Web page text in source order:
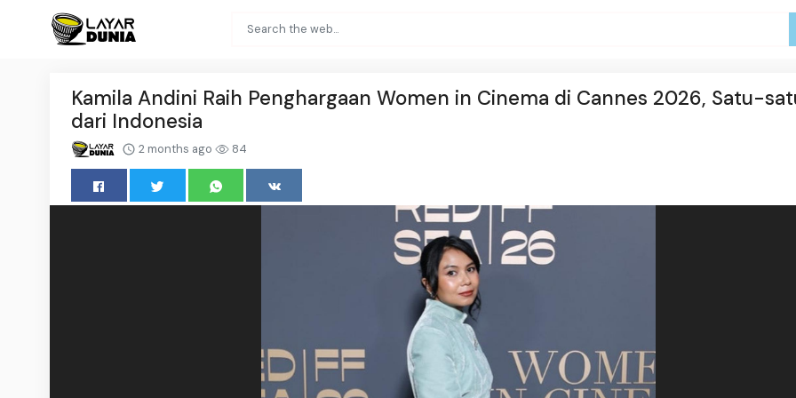
Kamila Andini Raih Penghargaan Women in Cinema di Cannes 2026, Satu-
dari Indonesia
2 months ago 84